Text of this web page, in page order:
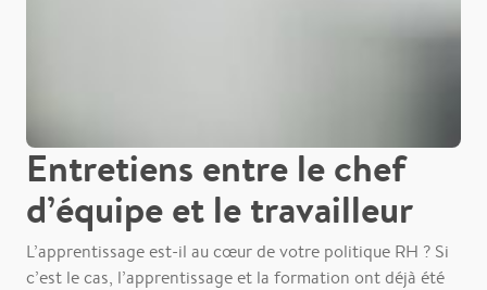
Entretiens entre le chef
d’équipe et le travailleur
L’apprentissage est-il au cœur de votre politique RH ? Si
c’est le cas, l’apprentissage et la formation ont déjà été